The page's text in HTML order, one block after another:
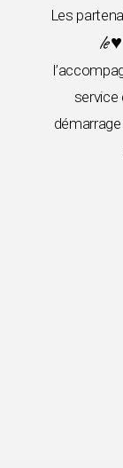
Les
le
service